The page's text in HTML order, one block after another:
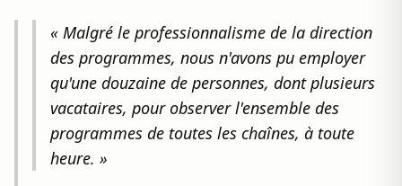
« Malgré le professionnalisme de la direction
des programmes, nous n'avons pu employer
qu'une douzaine de personnes, dont plusieurs
vacataires, pour observer l'ensemble des
programmes de toutes les chaînes, à toute
heure. »